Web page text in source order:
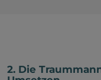
2. Die